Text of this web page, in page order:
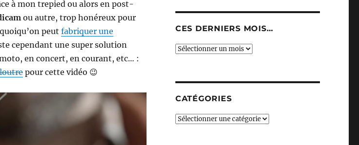
à mon trepied ou alors en post-
ou autre, trop honéreux pour
peut fabriquer une
cependant une super solution
en concert, en courant, etc… :
pour cette vidéo 😉
CES DERNIERS MOIS…
Ces
CATÉGORIES
Catégories